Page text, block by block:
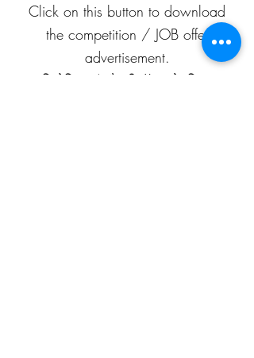
Click on this button to download
the competition / JOB offer
advertisement.
प्रतियोगिता / नौकरी-ऑफ़र के विज्ञापन